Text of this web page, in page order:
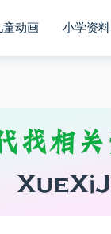
童动画 小学资料